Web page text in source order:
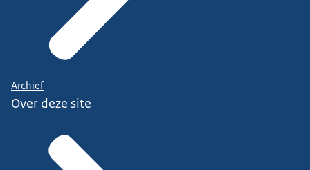
Archief
Over deze site